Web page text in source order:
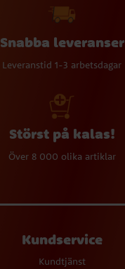
Snabba leveranser
Leveranstid 1-3 arbetsdagar
Störst på kalas!
Över 8 000 olika artiklar
Kundservice
Kundtjänst